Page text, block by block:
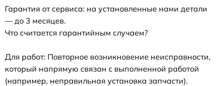
Гарантия от сервиса: на установленные нами детали
— до 3 месяцев.
Что считается гарантийным случаем?
Для работ: Повторное возникновение неисправности,
который напрямую связан с выполненной работой
(например, неправильная установка запчасти).